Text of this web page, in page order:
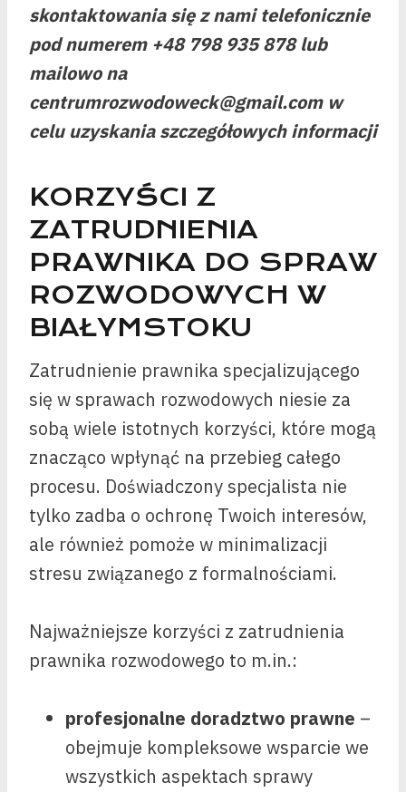
skontaktowania się z nami telefonicznie
pod numerem +48 798 935 878 lub
mailowo na
centrumrozwodoweck@gmail.com w
celu uzyskania szczegółowych informacji
KORZYŚCI Z
ZATRUDNIENIA
PRAWNIKA DO SPRAW
ROZWODOWYCH W
BIAŁYMSTOKU
Zatrudnienie prawnika specjalizującego
się w sprawach rozwodowych niesie za
sobą wiele istotnych korzyści, które mogą
znacząco wpłynąć na przebieg całego
procesu. Doświadczony specjalista nie
tylko zadba o ochronę Twoich interesów,
ale również pomoże w minimalizacji
stresu związanego z formalnościami.
Najważniejsze korzyści z zatrudnienia
prawnika rozwodowego to m.in.:
profesjonalne doradztwo prawne –
obejmuje kompleksowe wsparcie we
wszystkich aspektach sprawy